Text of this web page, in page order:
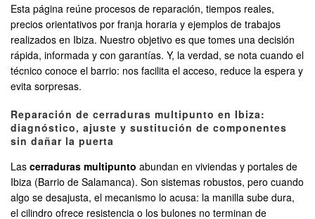
Esta página reúne procesos de reparación, tiempos reales,
precios orientativos por franja horaria y ejemplos de trabajos
realizados en Ibiza. Nuestro objetivo es que tomes una decisión
rápida, informada y con garantías. Y, la verdad, se nota cuando el
técnico conoce el barrio: nos facilita el acceso, reduce la espera y
evita sorpresas.
Reparación de cerraduras multipunto en Ibiza:
diagnóstico, ajuste y sustitución de componentes
sin dañar la puerta
Las cerraduras multipunto abundan en viviendas y portales de
Ibiza (Barrio de Salamanca). Son sistemas robustos, pero cuando
algo se desajusta, el mecanismo lo acusa: la manilla sube dura,
el cilindro ofrece resistencia o los bulones no terminan de